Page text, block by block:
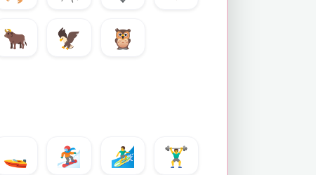
🐂 🦅 🦉
🚤 🏂 🏄‍♂️
🏋️‍♂️